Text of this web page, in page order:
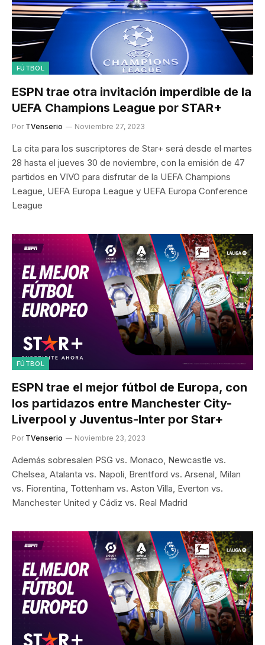
FÚTBOL
ESPN trae otra invitación imperdible de la
UEFA Champions League por STAR+
Por TVenserio Noviembre 27, 2023
La cita para los suscriptores de Star+ será desde el martes
28 hasta el jueves 30 de noviembre, con la emisión de 47
partidos en VIVO para disfrutar de la UEFA Champions
League, UEFA Europa League y UEFA Europa Conference
League
FÚTBOL
ESPN trae el mejor fútbol de Europa, con
los partidazos entre Manchester City-
Liverpool y Juventus-Inter por Star+
Por TVenserio Noviembre 23, 2023
Además sobresalen PSG vs. Monaco, Newcastle vs.
Chelsea, Atalanta vs. Napoli, Brentford vs. Arsenal, Milan
vs. Fiorentina, Tottenham vs. Aston Villa, Everton vs.
Manchester United y Cádiz vs. Real Madrid